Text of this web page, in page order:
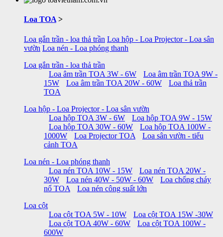
Loa TOA >
Loa gắn trần - loa thả trần Loa hộp - Loa Projector - Loa sân
vườn Loa nén - Loa phóng thanh
Loa gắn trần - loa thả trần
Loa âm trần TOA 3W - 6W
Loa âm trần TOA 9W -
15W
Loa âm trần TOA 20W - 60W
Loa thả trần
TOA
Loa hộp - Loa Projector - Loa sân vườn
Loa hộp TOA 3W - 6W
Loa hộp TOA 9W - 15W
Loa hộp TOA 30W - 60W
Loa hộp TOA 100W -
1000W
Loa Projector TOA
Loa sân vườn - tiểu
cảnh TOA
Loa nén - Loa phóng thanh
Loa nén TOA 10W - 15W
Loa nén TOA 20W -
30W
Loa nén 40W - 50W - 60W
Loa chống cháy
nổ TOA
Loa nén công suất lớn
Loa cột
Loa cột TOA 5W - 10W
Loa cột TOA 15W -30W
Loa cột TOA 40W - 60W
Loa cột TOA 100W -
600W